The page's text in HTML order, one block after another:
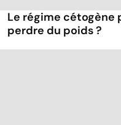
Le régime
perdre du poids ?